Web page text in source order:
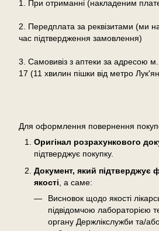
1. При отриманні (накладеним
2. Передплата за реквізитами (ми
час підтвердження замовлення)
3. Самовивіз з аптеки за адресою м.
17 (11 хвилин пішки від метро
Для оформлення повернення
Оригінал розрахункового
підтверджує покупку.
Документ, який підтверджує
якості , а саме:
Висновок щодо якості
підвідомчою лабораторією
органу Держлікслужби та/